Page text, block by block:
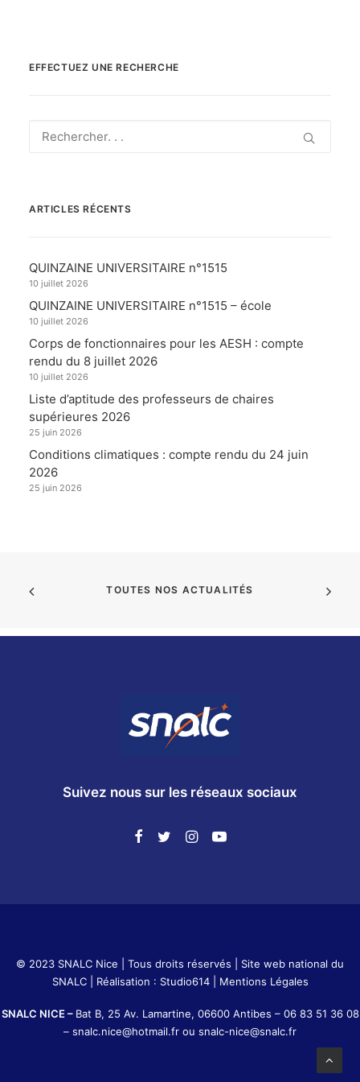
EFFECTUEZ UNE RECHERCHE
ARTICLES RÉCENTS
QUINZAINE UNIVERSITAIRE n°1515
10 juillet 2026
QUINZAINE UNIVERSITAIRE n°1515 – école
10 juillet 2026
Corps de fonctionnaires pour les AESH : compte
rendu du 8 juillet 2026
10 juillet 2026
Liste d’aptitude des professeurs de chaires
supérieures 2026
25 juin 2026
Conditions climatiques : compte rendu du 24 juin
2026
25 juin 2026
TOUTES NOS ACTUALITÉS
Suivez nous sur les réseaux sociaux
© 2023 SNALC Nice | Tous droits réservés | Site web national du
SNALC| Réalisation : Studio614| Mentions Légales
SNALC NICE – Bat B, 25 Av. Lamartine, 06600 Antibes – 06 83 51 36 08
– snalc.nice@hotmail.fr ou snalc-nice@snalc.fr